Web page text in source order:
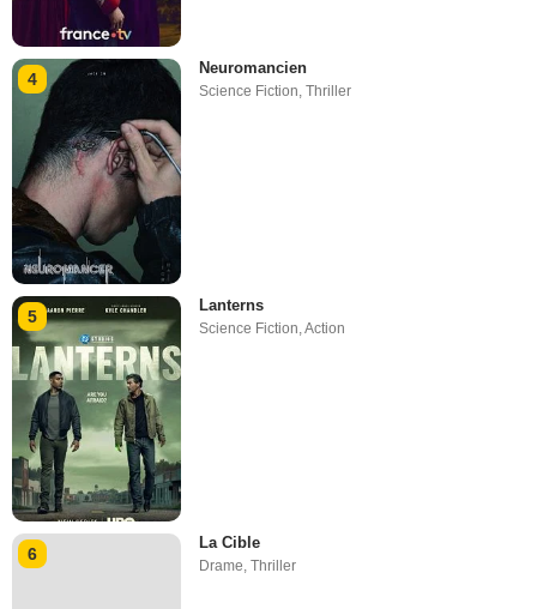
4
Neuromancien
Science Fiction ,Thriller
5
Lanterns
Science Fiction,Action
6
La Cible
Drame,Thriller